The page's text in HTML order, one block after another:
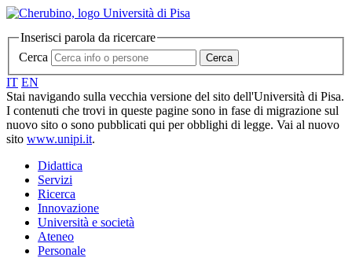
Inserisci parola da ricercare
Cerca
Cerca
IT EN
Stai navigando sulla vecchia versione del sito dell'Università di Pisa.
I contenuti che trovi in queste pagine sono in fase di migrazione sul
nuovo sito o sono pubblicati qui per obblighi di legge. Vai al nuovo
sito www.unipi.it.
Didattica
Servizi
Ricerca
Innovazione
Università e società
Ateneo
Personale